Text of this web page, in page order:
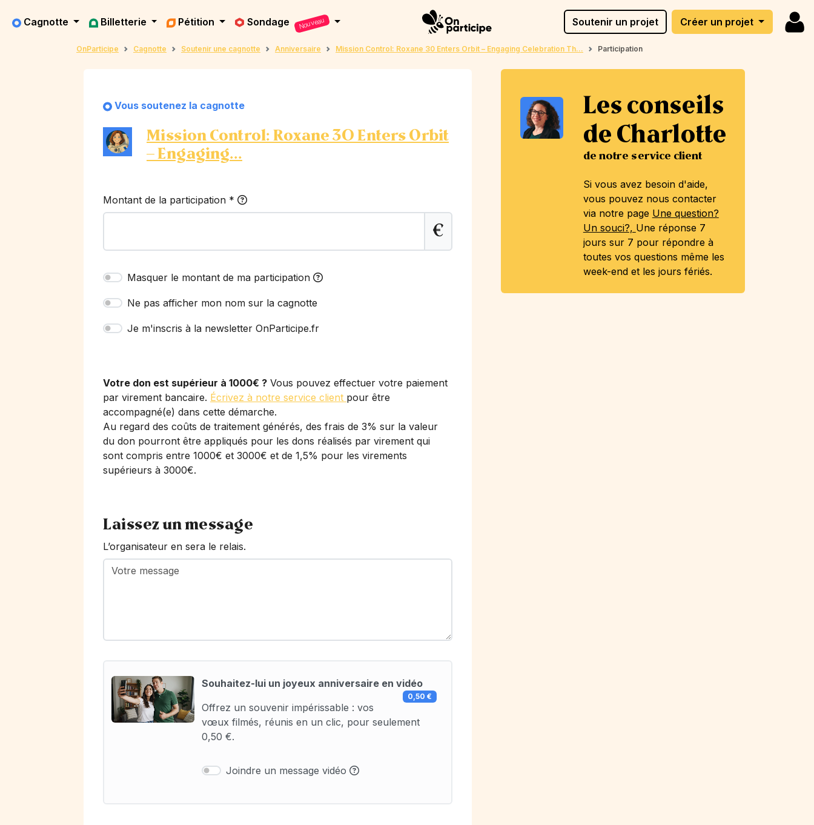
Cagnotte Billetterie Pétition Sondage Nouveau Soutenir un projet Créer un projet
OnParticipe Cagnotte Soutenir une cagnotte Anniversaire Mission Control: Roxane 30 Enters Orbit – Engaging Celebration Th... Participation
Les conseils
de Charlotte
de notre service client
Si vous avez besoin d'aide,
vous pouvez nous contacter
via notre page Une question?
Un souci?, Une réponse 7
jours sur 7 pour répondre à
toutes vos questions même les
week-end et les jours fériés.
Vous soutenez la cagnotte
Mission Control: Roxane 30 Enters Orbit
– Engaging...
Montant de la participation *
€
Masquer le montant de ma participation
Ne pas afficher mon nom sur la cagnotte
Je m'inscris à la newsletter OnParticipe.fr
Votre don est supérieur à 1000€ ? Vous pouvez effectuer votre paiement
par virement bancaire. Écrivez à notre service client pour être
accompagné(e) dans cette démarche.
Au regard des coûts de traitement générés, des frais de 3% sur la valeur
du don pourront être appliqués pour les dons réalisés par virement qui
sont compris entre 1000€ et 3000€ et de 1,5% pour les virements
supérieurs à 3000€.
Laissez un message
L’organisateur en sera le relais.
Souhaitez-lui un joyeux anniversaire en vidéo
0,50 €
Offrez un souvenir impérissable : vos
vœux filmés, réunis en un clic, pour seulement
0,50 €.
Joindre un message vidéo